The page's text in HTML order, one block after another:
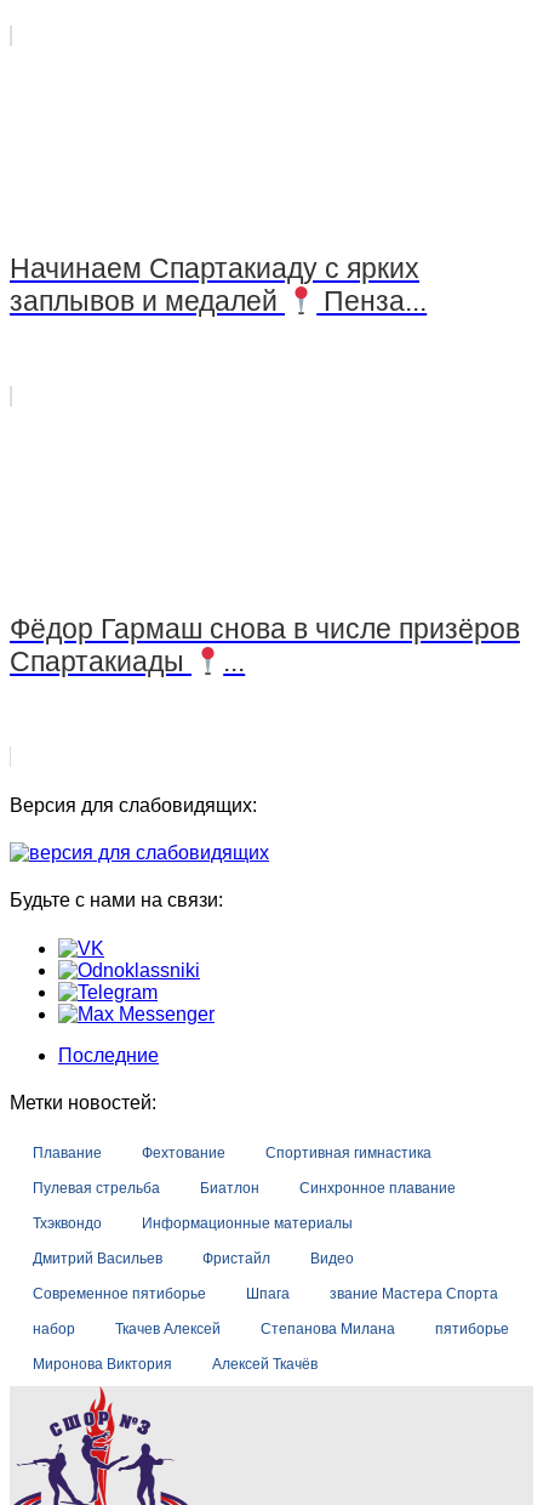
Начинаем Спартакиаду с ярких
заплывов и медалей
Пенза...
Фёдор Гармаш снова в числе призёров
Спартакиады
...
Версия для слабовидящих:
Будьте с нами на связи:
Последние
Метки новостей:
Плавание Фехтование Спортивная гимнастика
Пулевая стрельба Биатлон Синхронное плавание
Тхэквондо Информационные материалы
Дмитрий Васильев Фристайл Видео
Современное пятиборье Шпага звание Мастера Спорта
набор Ткачев Алексей Степанова Милана пятиборье
Миронова Виктория Алексей Ткачёв